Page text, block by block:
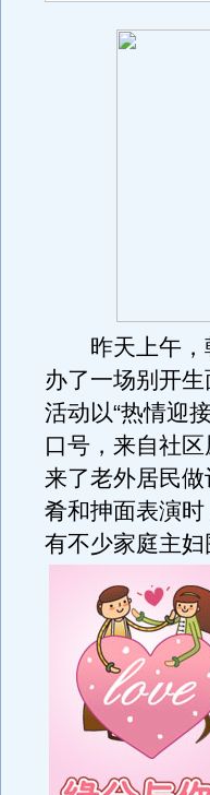
昨天上午，
办了一场别开
活动以“热情迎
口号，来自社
来了老外居民
肴和抻面表演
有不少家庭主